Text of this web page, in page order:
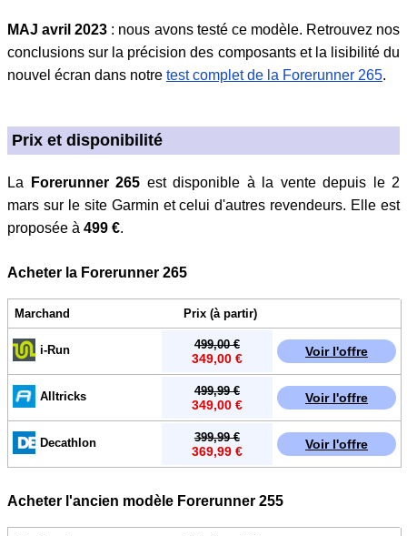
MAJ avril 2023 : nous avons testé ce modèle. Retrouvez nos
conclusions sur la précision des composants et la lisibilité du
nouvel écran dans notre test complet de la Forerunner 265.
Prix et disponibilité
La Forerunner 265 est disponible à la vente depuis le 2
mars sur le site Garmin et celui d'autres revendeurs. Elle est
proposée à 499 €.
Acheter la Forerunner 265
Marchand Prix (à partir)
i-Run Voir l'offre
499,00 €
349,00 €
Alltricks Voir l'offre
499,99 €
349,00 €
Decathlon Voir l'offre
399,99 €
369,99 €
Acheter l'ancien modèle Forerunner 255